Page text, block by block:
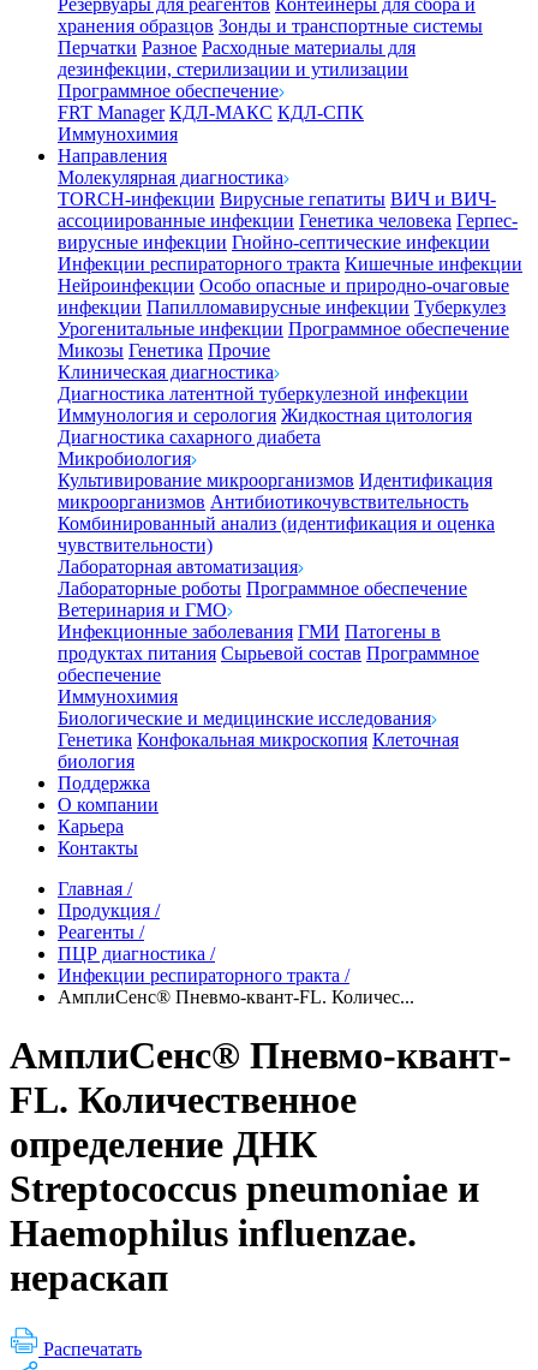
Резервуары для реагентов Контейнеры для сбора и
хранения образцов Зонды и транспортные системы
Перчатки Разное Расходные материалы для
дезинфекции, стерилизации и утилизации
Программное обеспечение
FRT Manager КДЛ-МАКС КДЛ-СПК
Иммунохимия
Направления
Молекулярная диагностика
TORCH-инфекции Вирусные гепатиты ВИЧ и ВИЧ-
ассоциированные инфекции Генетика человека Герпес-
вирусные инфекции Гнойно-септические инфекции
Инфекции респираторного тракта Кишечные инфекции
Нейроинфекции Особо опасные и природно-очаговые
инфекции Папилломавирусные инфекции Туберкулез
Урогенитальные инфекции Программное обеспечение
Микозы Генетика Прочие
Клиническая диагностика
Диагностика латентной туберкулезной инфекции
Иммунология и серология Жидкостная цитология
Диагностика сахарного диабета
Микробиология
Культивирование микроорганизмов Идентификация
микроорганизмов Антибиотикочувствительность
Комбинированный анализ (идентификация и оценка
чувствительности)
Лабораторная автоматизация
Лабораторные роботы Программное обеспечение
Ветеринария и ГМО
Инфекционные заболевания ГМИ Патогены в
продуктах питания Сырьевой состав Программное
обеспечение
Иммунохимия
Биологические и медицинские исследования
Генетика Конфокальная микроскопия Клеточная
биология
Поддержка
О компании
Карьера
Контакты
Главная /
Продукция /
Реагенты /
ПЦР диагностика /
Инфекции респираторного тракта /
АмплиСенс® Пневмо-квант-FL. Количес...
АмплиСенс® Пневмо-квант-
FL. Количественное
определение ДНК
Streptococcus pneumoniae и
Haemophilus influenzae.
нераскап
Распечатать